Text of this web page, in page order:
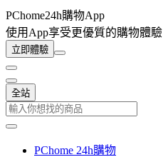
PChome24h購物App
使用App享受更優質的購物體驗
立即體驗
全站
PChome 24h購物